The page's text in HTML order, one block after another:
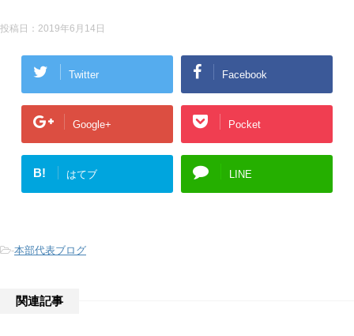
投稿日： 2019年6月14日
Twitter Facebook
Google+ Pocket
B! はてブ LINE
-本部代表ブログ
関連記事